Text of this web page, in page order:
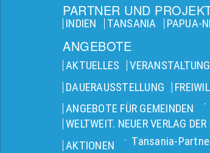
PARTNER UND
INDIEN TANSANIA PAPUA-
ANGEBOTE
AKTUELLES
DAUERAUSSTELLUNG
ANGEBOTE FÜR GEMEINDEN
WELTWEIT. NEUER VERLAG
AKTIONEN
Tansania-